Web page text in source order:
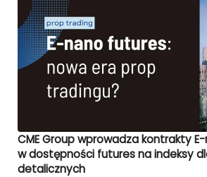
CME Group wprowadza kontrakty
w dostępności futures na indeksy
detalicznych